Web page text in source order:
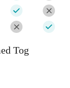
Tog